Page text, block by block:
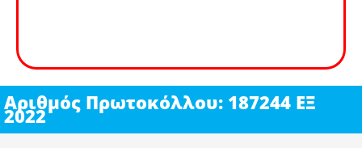
Αριθμός Πρωτοκόλλου: 187244 ΕΞ
2022